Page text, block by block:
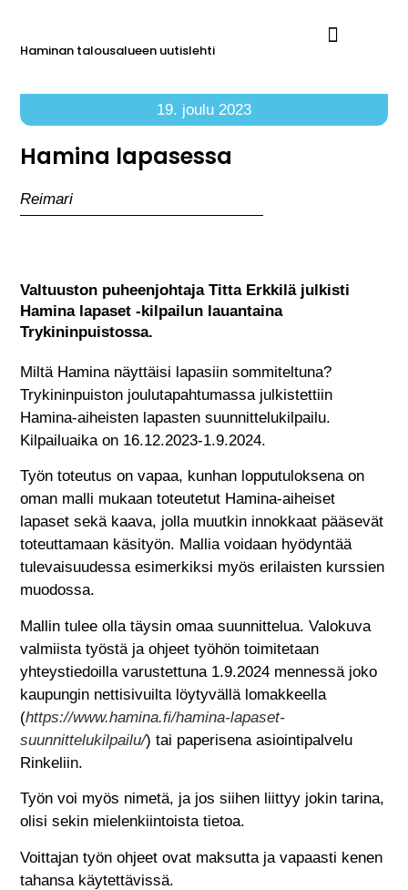
Haminan talousalueen uutislehti
19. joulu 2023
Hamina lapasessa
Reimari
Valtuuston puheenjohtaja Titta Erkkilä julkisti
Hamina lapaset -kilpailun lauantaina
Trykininpuistossa.
Miltä Hamina näyttäisi lapasiin sommiteltuna?
Trykininpuiston joulutapahtumassa julkistettiin
Hamina-aiheisten lapasten suunnittelukilpailu.
Kilpailuaika on 16.12.2023-1.9.2024.
Työn toteutus on vapaa, kunhan lopputuloksena on
oman malli mukaan toteutetut Hamina-aiheiset
lapaset sekä kaava, jolla muutkin innokkaat pääsevät
toteuttamaan käsityön. Mallia voidaan hyödyntää
tulevaisuudessa esimerkiksi myös erilaisten kurssien
muodossa.
Mallin tulee olla täysin omaa suunnittelua. Valokuva
valmiista työstä ja ohjeet työhön toimitetaan
yhteystiedoilla varustettuna 1.9.2024 mennessä joko
kaupungin nettisivuilta löytyvällä lomakkeella
(https://www.hamina.fi/hamina-lapaset-
suunnittelukilpailu/) tai paperisena asiointipalvelu
Rinkeliin.
Työn voi myös nimetä, ja jos siihen liittyy jokin tarina,
olisi sekin mielenkiintoista tietoa.
Voittajan työn ohjeet ovat maksutta ja vapaasti kenen
tahansa käytettävissä.